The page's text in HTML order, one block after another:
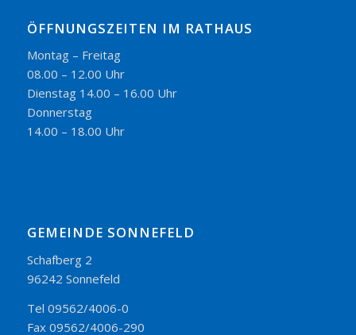
ÖFFNUNGSZEITEN IM RATHAUS
Montag – Freitag
08.00 – 12.00 Uhr
Dienstag 14.00 – 16.00 Uhr
Donnerstag
14.00 – 18.00 Uhr
GEMEINDE SONNEFELD
Schafberg 2
96242 Sonnefeld
Tel 09562/4006-0
Fax 09562/4006-290